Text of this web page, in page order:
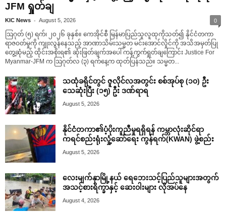
JFM ရှုတ်ချ
KIC News - August 5, 2026 0
ဩဂုတ် (၅) ရက်၊ ၂၀၂၆ ခုနှစ်။ ကေအိုင်စီ မြန်မာပြည်သူလူထုကိုသတ်၍ နိုင်ငံတကာ
ရာဇဝတ်မှုကို ကျုးလွန်နေသည့် အာဏာသိမ်းသမ္မတ မင်းအောင်လှိုင်ကို အသိအမှတ်ပြု
တွေ့ဆုံမည့် ထိုင်းအစိုးရ၏ ဆုံးဖြတ်ချက်အပေါ် ကန့်ကွက်ရှုတ်ချကြောင်း Justice For
Myanmar-JFM က ဩဂုတ်လ (၃) ရက်နေ့က ထုတ်ပြန်သည်။ သမ္မတ...
သထုံခရိုင်တွင် ဇူလိုင်လအတွင်း စစ်အုပ်စု (၁၀) ဦး
သေဆုံးပြီး (၁၅) ဦး ဒဏ်ရာရ
August 5, 2026
နိုင်ငံတကာ၏ပံ့ပိုးကူညီမှုရရှိရန် ကမ္ဘာလုံးဆိုင်ရာ
ကရင်စည်းရုံးလှုံ့ဆော်ရေး ကွန်ရက်(KWAN) ဖွဲ့စည်း
August 5, 2026
လေးမျက်နှာမြို့နယ် ရေဘေးသင့်ပြည်သူများအတွက်
အသင့်စားရိက္ခာနှင့် ဆေးဝါးများ လိုအပ်နေ
August 4, 2026